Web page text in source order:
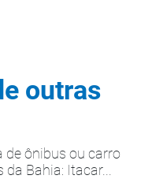
de ônibus ou carro
Bahia: Itacar...
outras